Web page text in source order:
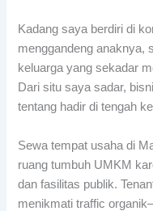
Kadang saya berdiri di
menggandeng anaknya,
keluarga yang sekadar
Dari situ saya sadar,
tentang hadir di tengah
Sewa tempat usaha di
ruang tumbuh UMKM
dan fasilitas publik.
menikmati traffic